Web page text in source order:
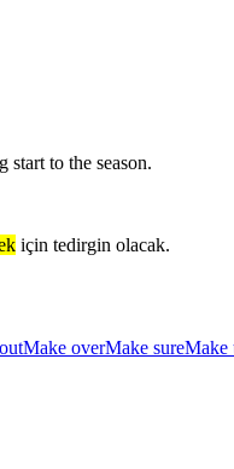
start to the season.
için tedirgin olacak.
Make overMake sureMake